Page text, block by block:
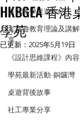
益智教學桌遊介紹
《桌遊教育理論及講
享
《設計思維課程》內
學苑最新活動-銅鑼灣
桌遊背後故事
社工專業分享
HKBGEA 香
學苑
已更新： 2025年5月19日